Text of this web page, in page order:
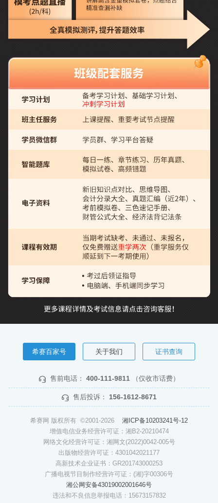
希赛百家号 关于我们 证书查询
售前电话： 400-111-9811 （仅收市话费）
售后投诉： 156-1612-8671
希赛网 版权所有 ©2001-2026 湘ICP备10203241号-12
增值电信业务经营许可证：湘B2-20210474
网络文化经营许可证：湘网文(2022)0042-005号
出版物经营许可证：4301042021177
高新技术企业证书：GR201743000253
广播电视节目制作经营许可证：(湘)字00306号
湘公网安备43019002001646号
违法和不良信息举报电话：15673157832